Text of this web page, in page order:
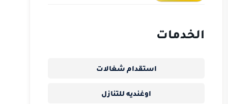
الخدمات
استقدام شغالات
اوغنديه للتنازل